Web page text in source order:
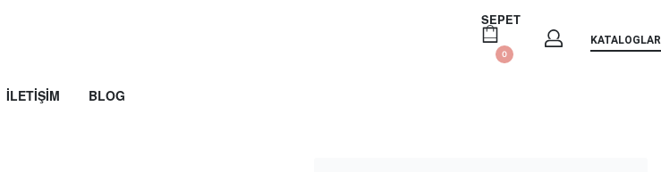
SEPET
0
KATALOGLAR
İLETIŞIM BLOG